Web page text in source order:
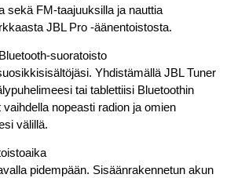
sekä FM-taajuuksilla ja nauttia
JBL Pro -äänentoistosta.
suoratoisto
Yhdistämällä JBL Tuner
tai tablettiisi Bluetoothin
vaihdella nopeasti radion ja omien
välillä.
pidempään. Sisäänrakennetun akun